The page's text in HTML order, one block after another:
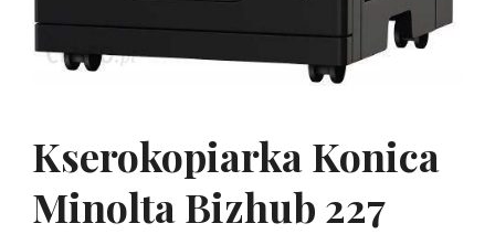
Kserokopiarka Konica
Minolta Bizhub 227